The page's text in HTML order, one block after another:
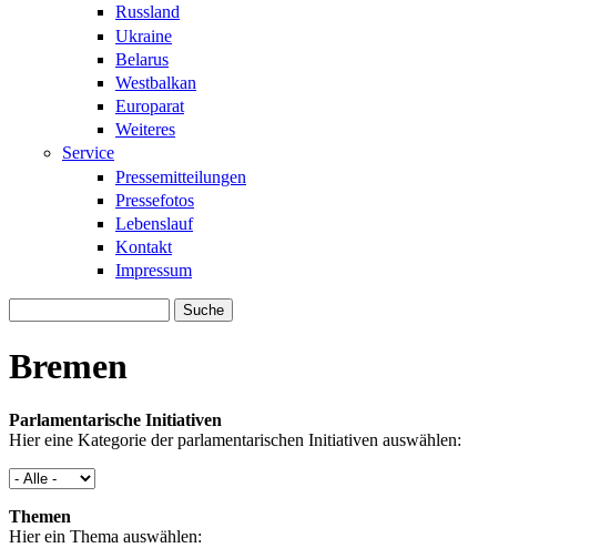
Russland
Ukraine
Belarus
Westbalkan
Europarat
Weiteres
Service
Pressemitteilungen
Pressefotos
Lebenslauf
Kontakt
Impressum
Bremen
Parlamentarische Initiativen
Hier eine Kategorie der parlamentarischen Initiativen auswählen:
Themen
Hier ein Thema auswählen: